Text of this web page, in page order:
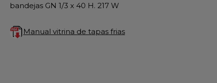
bandejas GN 1/3 x 40 H. 217 W
Manual vitrina de tapas frias